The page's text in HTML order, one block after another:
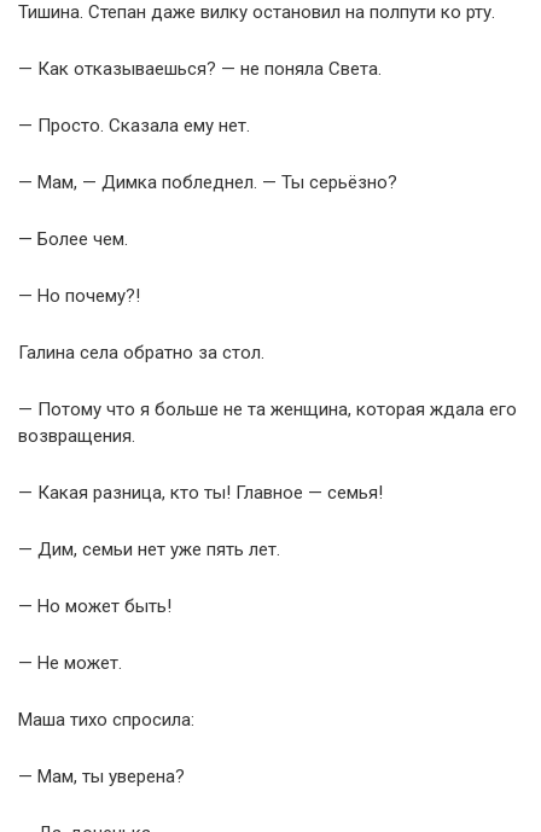
Тишина. Степан даже вилку остановил на полпути ко рту.
— Как отказываешься? — не поняла Света.
— Просто. Сказала ему нет.
— Мам, — Димка побледнел. — Ты серьёзно?
— Более чем.
— Но почему?!
Галина села обратно за стол.
— Потому что я больше не та женщина, которая ждала его
возвращения.
— Какая разница, кто ты! Главное — семья!
— Дим, семьи нет уже пять лет.
— Но может быть!
— Не может.
Маша тихо спросила:
— Мам, ты уверена?